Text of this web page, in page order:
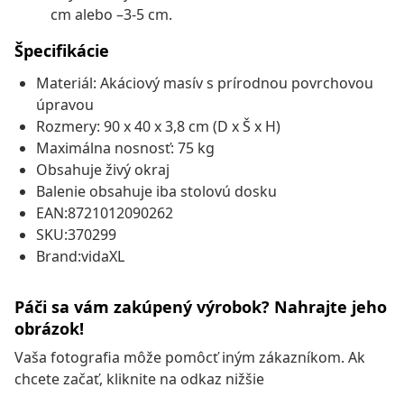
cm alebo –3-5 cm.
Špecifikácie
Materiál: Akáciový masív s prírodnou povrchovou
úpravou
Rozmery: 90 x 40 x 3,8 cm (D x Š x H)
Maximálna nosnosť: 75 kg
Obsahuje živý okraj
Balenie obsahuje iba stolovú dosku
EAN:8721012090262
SKU:370299
Brand:vidaXL
Páči sa vám zakúpený výrobok? Nahrajte jeho
obrázok!
Vaša fotografia môže pomôcť iným zákazníkom. Ak
chcete začať, kliknite na odkaz nižšie